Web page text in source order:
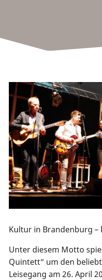
Kultur in Brandenburg
Unter diesem Motto
Quintett“ um den
Leisegang am 26. April